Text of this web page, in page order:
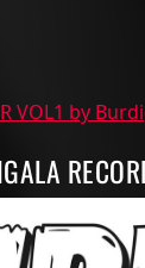
VOL1 by